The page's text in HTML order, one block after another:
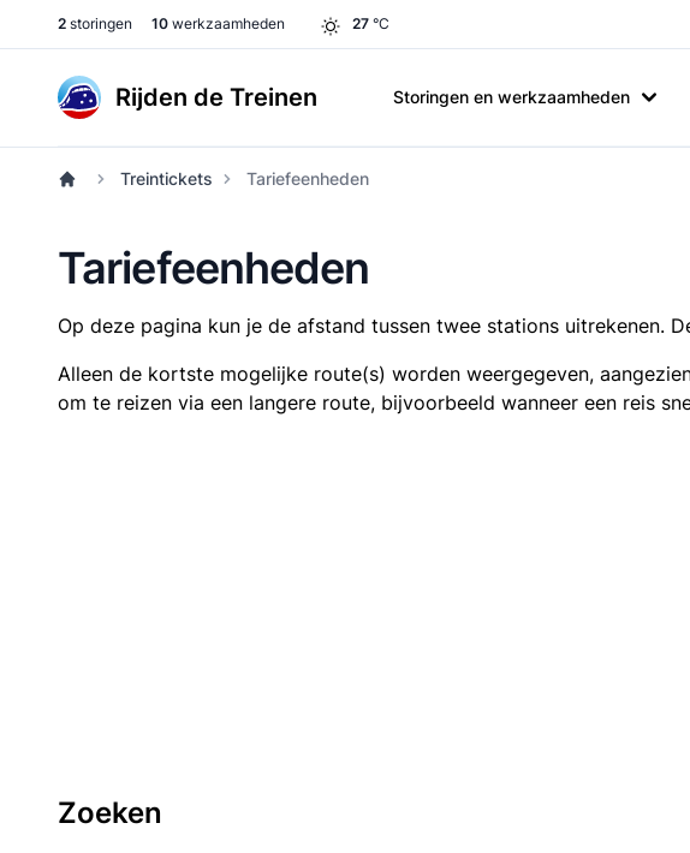
2 storingen 10 werkzaamheden 27 °C
Rijden de Treinen Storingen en werkzaamheden
Treintickets Tariefeenheden
Tariefeenheden
Op deze pagina kun je de afstand tussen twee stations uitrekenen.
Alleen de kortste mogelijke route(s) worden weergegeven,
om te reizen via een langere route, bijvoorbeeld wanneer een reis
Zoeken